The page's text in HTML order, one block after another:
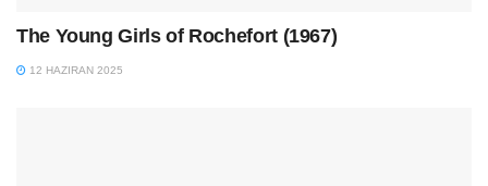
The Young Girls of Rochefort (1967)
12 HAZIRAN 2025